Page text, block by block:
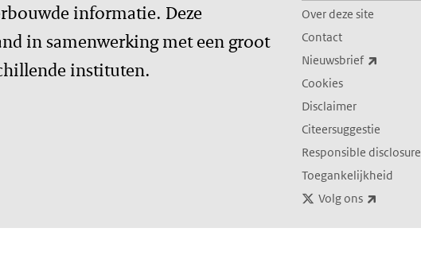
informatie. Deze
in samenwerking met een groot
instituten.
Over deze site
Contact
Nieuwsbrief
Cookies
Disclaimer
Citeersuggestie
Responsible disclosure
Toegankelijkheid
Volg ons